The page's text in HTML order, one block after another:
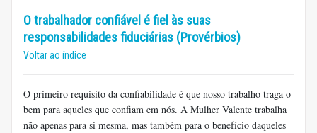
O trabalhador confiável é fiel às suas
responsabilidades fiduciárias (Provérbios)
Voltar ao índice
O primeiro requisito da confiabilidade é que nosso trabalho traga o
bem para aqueles que confiam em nós. A Mulher Valente trabalha
não apenas para si mesma, mas também para o benefício daqueles